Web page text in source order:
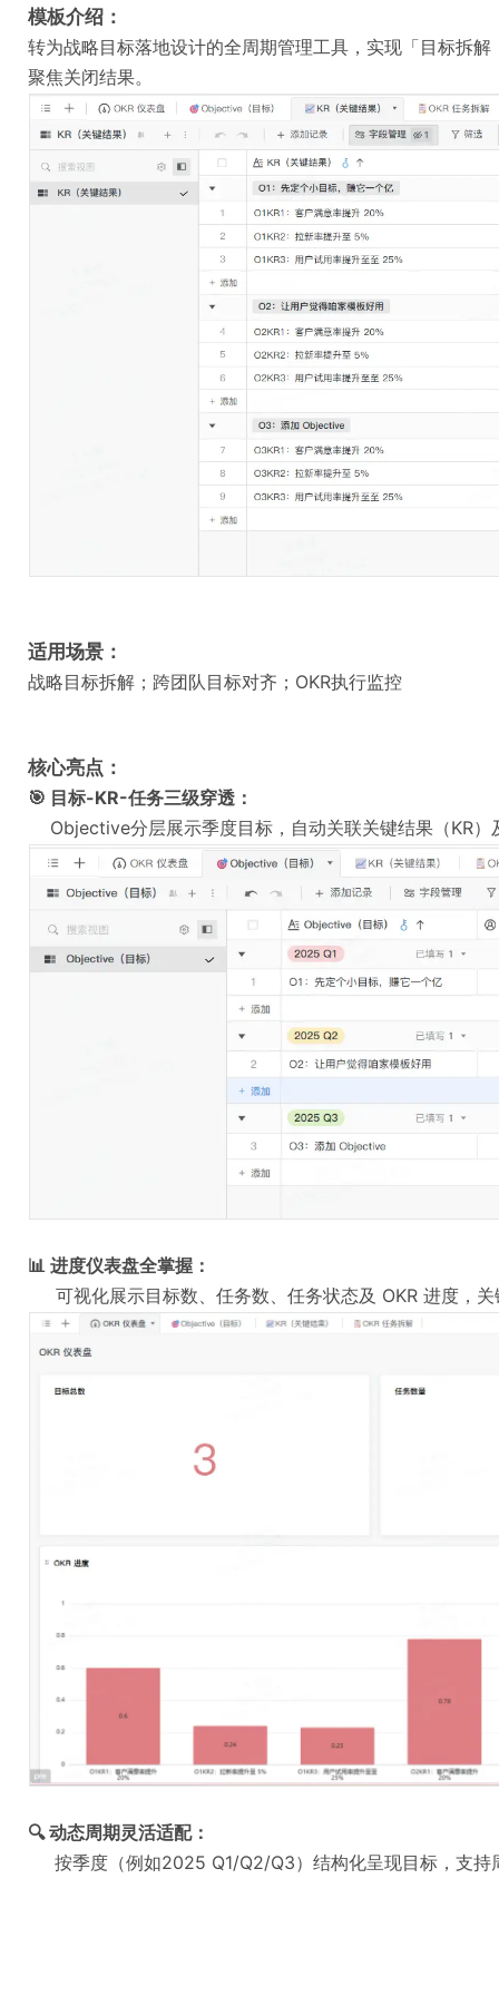
模板介绍：
转为战略目标落地设计的全周期管理工具，实现「目标拆
聚焦关闭结果。
适用场景：
战略目标拆解；跨团队目标对齐；OKR执行监控
核心亮点：
🎯 目标-KR-任务三级穿透：
Objective分层展示季度目标，自动关联关键结果（KR
📊 进度仪表盘全掌握：
可视化展示目标数、任务数、任务状态及 OKR 进度，
🔍 动态周期灵活适配：
按季度（例如2025 Q1/Q2/Q3）结构化呈现目标，支持